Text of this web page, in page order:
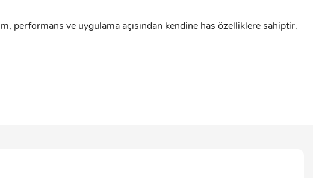
performans ve uygulama açısından kendine has özelliklere sahiptir.